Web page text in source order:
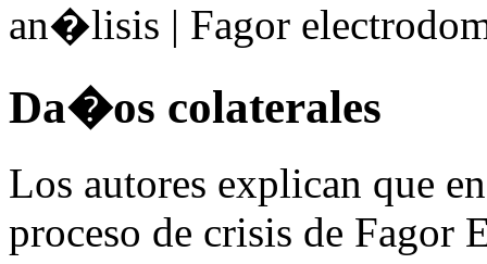
an�lisis | Fagor
Da�os colaterales
Los autores explican que
proceso de crisis de Fagor